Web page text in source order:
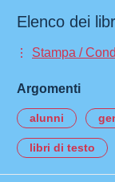
Elenco dei
Stampa /
Argomenti
alunni
libri di testo